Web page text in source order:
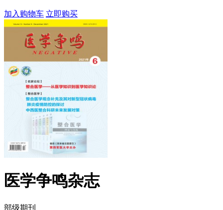
加入购物车 立即购买
医学争鸣杂志
部级期刊